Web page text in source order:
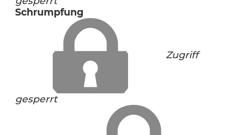
Schrumpfung
Zugriff
gesperrt